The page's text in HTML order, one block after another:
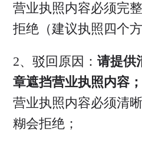
营业执照内容必须完
拒绝（建议执照四个
2、驳回原因： 请提供
章遮挡营业执照内容
营业执照内容必须清
糊会拒绝；